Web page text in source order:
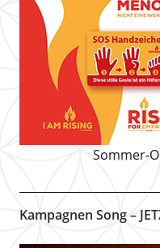
Sommer-
Kampagnen Song –